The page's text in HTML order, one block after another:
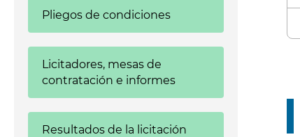
Pliegos de condiciones
Licitadores, mesas de
contratación e informes
Resultados de la licitación